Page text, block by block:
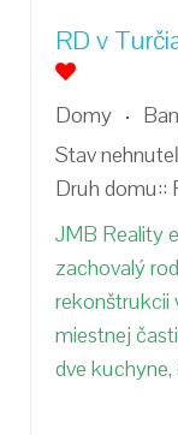
RD v
Domy
Stav
Druh domu::
JMB Reality
zachovalý
rekonštrukcii
miestnej
dve